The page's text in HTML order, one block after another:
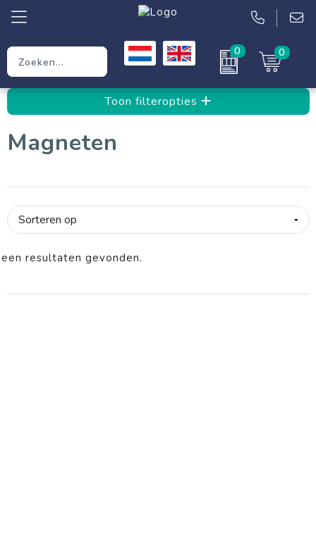
0 0
Werkkleding
Kleding
Toon filteropties
Magneten
resultaten gevonden.